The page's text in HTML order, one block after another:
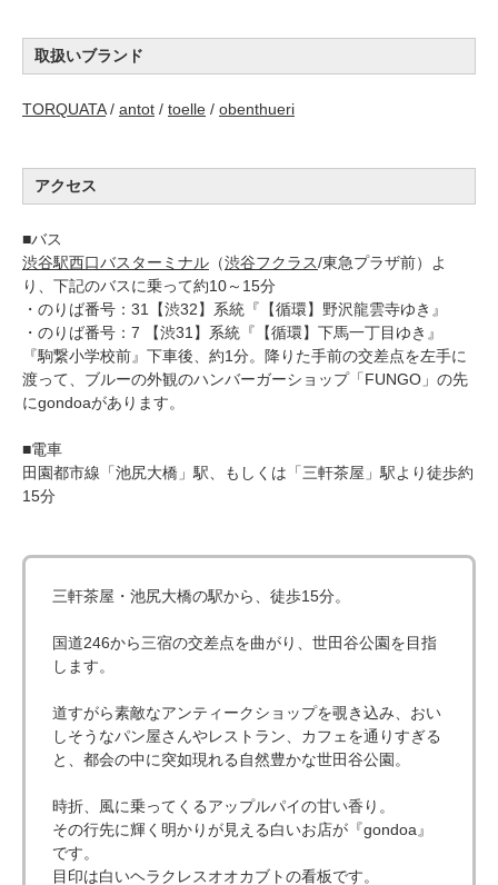
取扱いブランド
TORQUATA/ antot / toelle / obenthueri
アクセス
■バス
渋谷駅西口バスターミナル （渋谷フクラス/東急プラザ前）よ
り、下記のバスに乗って約10～15分
・のりば番号：31【渋32】系統『【循環】野沢龍雲寺ゆき』
・のりば番号：7 【渋31】系統『【循環】下馬一丁目ゆき』
『駒繋小学校前』下車後、約1分。降りた手前の交差点を左手に
渡って、ブルーの外観のハンバーガーショップ「FUNGO」の先
にgondoaがあります。
■電車
田園都市線「池尻大橋」駅、もしくは「三軒茶屋」駅より徒歩約
15分
三軒茶屋・池尻大橋の駅から、徒歩15分。
国道246から三宿の交差点を曲がり、世田谷公園を目指
します。
道すがら素敵なアンティークショップを覗き込み、おい
しそうなパン屋さんやレストラン、カフェを通りすぎる
と、都会の中に突如現れる自然豊かな世田谷公園。
時折、風に乗ってくるアップルパイの甘い香り。
その行先に輝く明かりが見える白いお店が『gondoa』
です。
目印は白いヘラクレスオオカブトの看板です。